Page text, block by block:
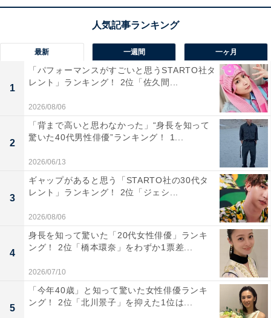
1位：関空リニア構想
最新 一週間 一ヶ月
1
「パフォーマンスがすごいと思うSTARTO社タ
レント」ランキング！ 2位「佐久間...
2026/08/06
2
「背まで高いと思わなかった」“身長を知って
驚いた40代男性俳優”ランキング！ 1...
2026/06/13
3
ギャップがあると思う「STARTO社の30代タ
レント」ランキング！ 2位「ジェシ...
2026/08/06
4
身長を知って驚いた「20代女性俳優」ランキ
ング！ 2位「橋本環奈」をわずか1票差...
2026/07/10
5
「今年40歳」と知って驚いた女性俳優ランキ
ング！ 2位「北川景子」を抑えた1位は...